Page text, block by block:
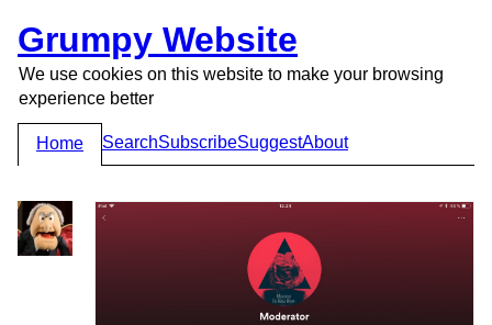
Grumpy Website
We use cookies on this website to make your browsing
experience better
Home SearchSubscribeSuggestAbout